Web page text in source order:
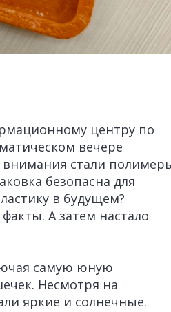
центру по
вечере
внимания стали
безопасна для
в будущем?
А затем настало
самую юную
Несмотря на
яркие и солнечные.